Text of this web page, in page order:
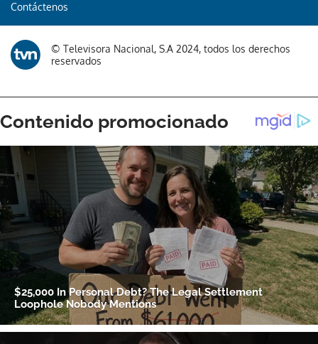
Contáctenos
© Televisora Nacional, S.A 2024, todos los derechos
reservados